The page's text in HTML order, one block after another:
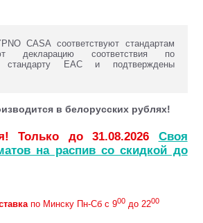
CASA соответствуют стандартам
декларацию соответствия по
стандарту ЕАС и подтверждены
в белорусских рублях!
Только до 31.08.2026 Своя
на распив со скидкой до
по Минску Пн-Сб с 900 до 2200